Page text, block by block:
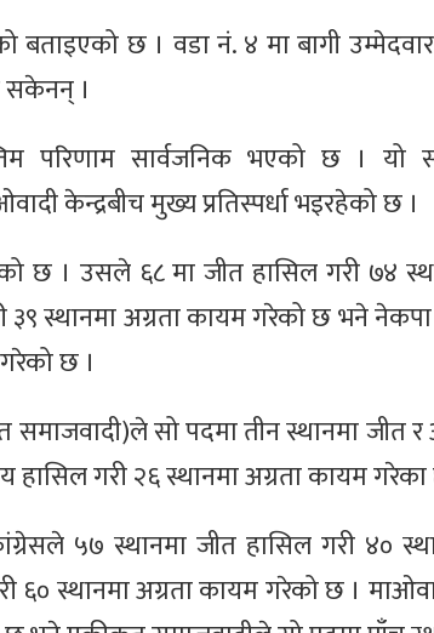
छ । वडा नं. ४ मा बागी
सकेनन् ।
परिणाम सार्वजनिक भएको छ । यो
केन्द्रबीच मुख्य प्रतिस्पर्धा भइरहेको छ ।
छ । उसले ६८ मा जीत हासिल गरी ७४
स्थानमा अग्रता कायम गरेको छ भने
छ ।
समाजवादी)ले सो पदमा तीन स्थानमा जीत
गरी २६ स्थानमा अग्रता कायम
५७ स्थानमा जीत हासिल गरी ४०
स्थानमा अग्रता कायम गरेको छ ।